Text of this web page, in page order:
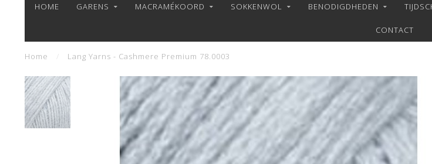
HOME GARENS MACRAMÉKOORD SOKKENWOL BENODIGDHEDEN
CONTACT
Home Lang Yarns - Cashmere Premium 78.0003